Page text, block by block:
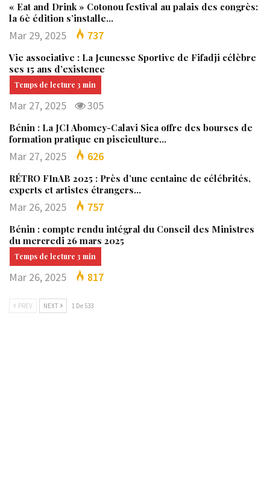
« Eat and Drink » Cotonou festival au palais des congrès:
la 6è édition s’installe…
Mar 29, 2025 737
Vie associative : La Jeunesse Sportive de Fifadji célèbre
ses 15 ans d’existence
Mar 27, 2025 305
Bénin : La JCI Abomey-Calavi Sica offre des bourses de
formation pratique en pisciculture…
Mar 27, 2025 626
RÉTRO FInAB 2025 : Près d’une centaine de célébrités,
experts et artistes étrangers…
Mar 26, 2025 757
Bénin : compte rendu intégral du Conseil des Ministres
du mercredi 26 mars 2025
Mar 26, 2025 817
PREV NEXT 1 De 533